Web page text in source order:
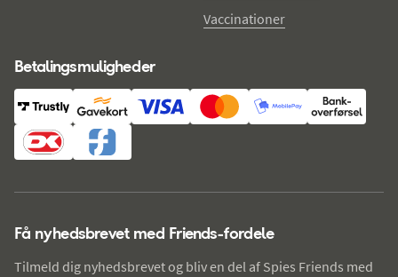
Vaccinationer
Betalingsmuligheder
Få nyhedsbrevet med Friends-fordele
Tilmeld dig nyhedsbrevet og bliv en del af Spies Friends med